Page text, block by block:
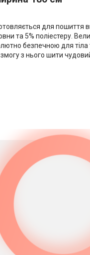
для пошиття
та 5% поліестеру.
безпечною для
з нього шити